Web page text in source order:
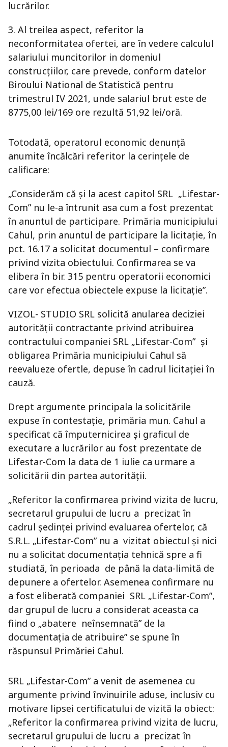
lucrărilor.
3. Al treilea aspect, referitor la
neconformitatea ofertei, are în vedere calculul
salariului muncitorilor in domeniul
construcțiilor, care prevede, conform datelor
Biroului National de Statistică pentru
trimestrul IV 2021, unde salariul brut este de
8775,00 lei/169 ore rezultă 51,92 lei/oră.
Totodată, operatorul economic denunță
anumite încălcări referitor la cerințele de
calificare:
„Considerăm că și la acest capitol SRL „Lifestar-
Com” nu le-a întrunit asa cum a fost prezentat
în anuntul de participare. Primăria municipiului
Cahul, prin anuntul de participare la licitație, în
pct. 16.17 a solicitat documentul – confirmare
privind vizita obiectului. Confirmarea se va
elibera în bir. 315 pentru operatorii economici
care vor efectua obiectele expuse la licitație”.
VIZOL- STUDIO SRL solicită anularea deciziei
autorității contractante privind atribuirea
contractului companiei SRL „Lifestar-Com” și
obligarea Primăria municipiului Cahul să
reevalueze ofertle, depuse în cadrul licitației în
cauză.
Drept argumente principala la solicitările
expuse în contestație, primăria mun. Cahul a
specificat că împuternicirea și graficul de
executare a lucrărilor au fost prezentate de
Lifestar-Com la data de 1 iulie ca urmare a
solicitării din partea autorității.
„Referitor la confirmarea privind vizita de lucru,
secretarul grupului de lucru a precizat în
cadrul ședinței privind evaluarea ofertelor, că
S.R.L. „Lifestar-Com” nu a vizitat obiectul și nici
nu a solicitat documentația tehnică spre a fi
studiată, în perioada de până la data-limită de
depunere a ofertelor. Asemenea confirmare nu
a fost eliberată companiei SRL „Lifestar-Com”,
dar grupul de lucru a considerat aceasta ca
fiind o „abatere neînsemnată” de la
documentația de atribuire” se spune în
răspunsul Primăriei Cahul.
SRL „Lifestar-Com” a venit de asemenea cu
argumente privind învinuirile aduse, inclusiv cu
motivare lipsei certificatului de vizită la obiect:
„Referitor la confirmarea privind vizita de lucru,
secretarul grupului de lucru a precizat în